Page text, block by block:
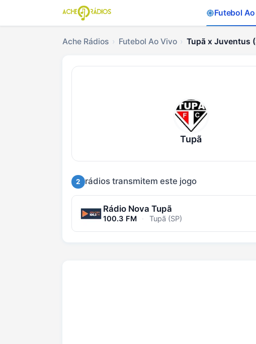
Futebol
Ache Rádios Futebol Ao Vivo Tupã x Juventus
Ouvir Tupã x Juventus
Tupã
2 rádios transmitem este jogo
Rádio Nova Tupã
100.3 FM · Tupã (SP)